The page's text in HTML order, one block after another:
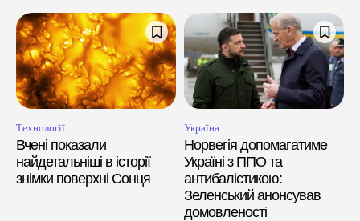
Технології
Вчені показали
найдетальніші в історії
знімки поверхні Сонця
Україна
Норвегія допомагатиме
Україні з ППО та
антибалістикою:
Зеленський анонсував
домовленості